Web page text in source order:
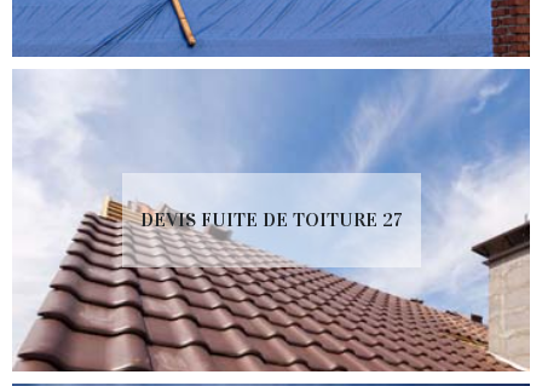
DEVIS FUITE DE TOITURE 27